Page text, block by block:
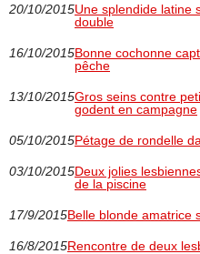
20/10/2015Une splendide latine
double
16/10/2015Bonne cochonne
pêche
13/10/2015Gros seins contre
godent en campagne
05/10/2015Pétage de rondelle
03/10/2015Deux jolies
de la piscine
17/9/2015Belle blonde amatrice
16/8/2015Rencontre de deux